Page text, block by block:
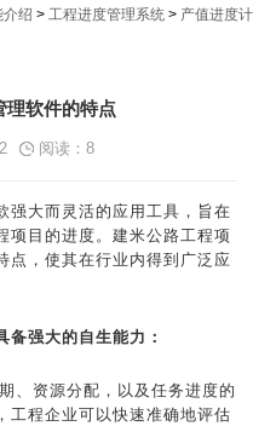
介绍 > 工程进度管理系统 > 产值进度计
理软件的特点
阅读： 8
强大而灵活的应用工具，旨在
项目的进度。建米公路工程项
点，使其在行业内得到广泛应
强大的自生能力：
资源分配，以及任务进度的
工程企业可以快速准确地评估